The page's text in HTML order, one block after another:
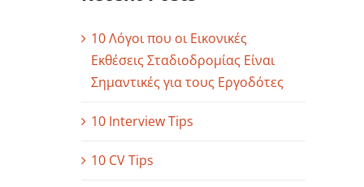
10 Λόγοι που οι Εικονικές
Εκθέσεις Σταδιοδρομίας Είναι
Σημαντικές για τους Εργοδότες
10 Interview Tips
10 CV Tips